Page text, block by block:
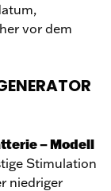
vor dem
– Modell
Stimulation
niedriger